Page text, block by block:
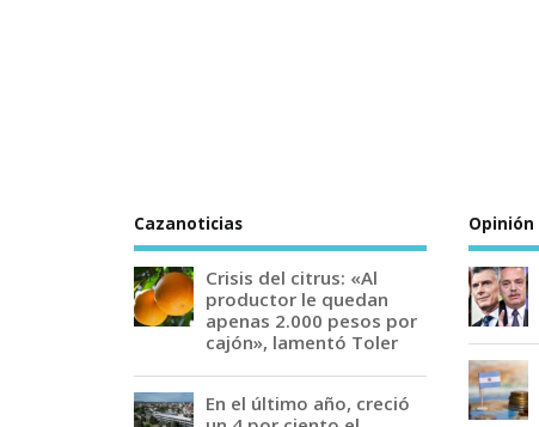
Cazanoticias
Crisis del citrus: «Al
productor le quedan
apenas 2.000 pesos por
cajón», lamentó Toler
En el último año, creció
Opinión